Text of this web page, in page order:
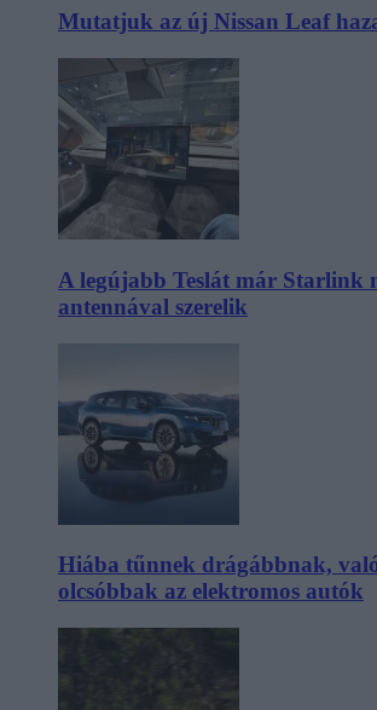
Mutatjuk az új Nissan Leaf
A legújabb Teslát már Starlink
antennával szerelik
Hiába tűnnek drágábbnak,
olcsóbbak az elektromos autók